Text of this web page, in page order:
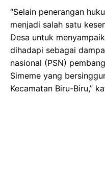
“Selain penerangan
menjadi salah satu
Desa untuk
dihadapi sebagai
nasional (PSN)
Simeme yang
Kecamatan Biru-Biru,”